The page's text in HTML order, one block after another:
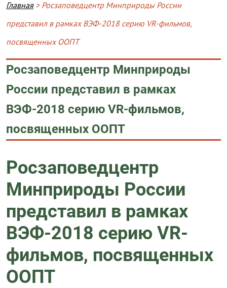
Breadcrumb
Главная Росзаповедцентр Минприроды России
представил в рамках ВЭФ-2018 серию VR-фильмов,
посвященных ООПТ
Росзаповедцентр Минприроды
России представил в рамках
ВЭФ-2018 серию VR-фильмов,
посвященных ООПТ
Росзаповедцентр
Минприроды России
представил в рамках
ВЭФ-2018 серию VR-
фильмов, посвященных
ООПТ